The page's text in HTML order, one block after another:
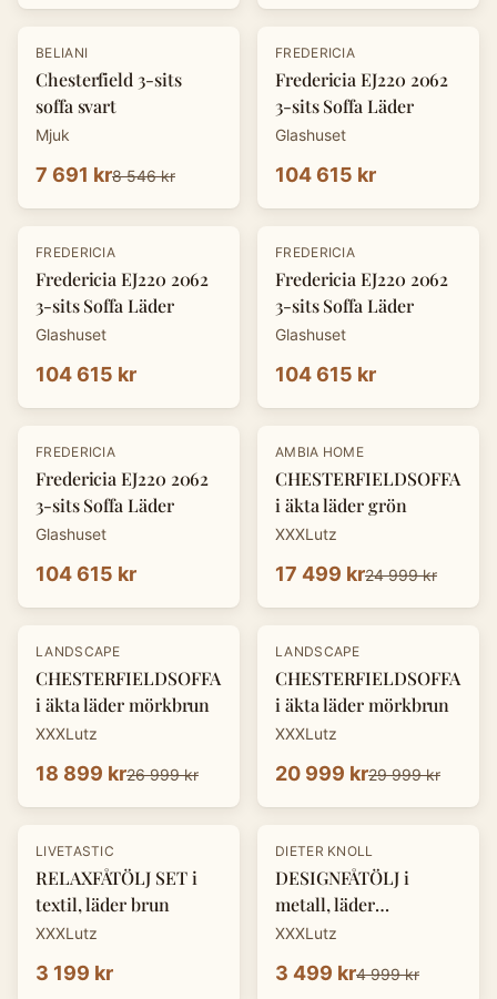
-10 %
BELIANI
Chesterfield 3-sits
soffa svart
Mjuk
7 691 kr8 546 kr
FREDERICIA
Fredericia EJ220 2062
3-sits Soffa Läder
Glashuset
104 615 kr
FREDERICIA
Fredericia EJ220 2062
3-sits Soffa Läder
Glashuset
104 615 kr
FREDERICIA
Fredericia EJ220 2062
3-sits Soffa Läder
Glashuset
104 615 kr
FREDERICIA
Fredericia EJ220 2062
3-sits Soffa Läder
Glashuset
104 615 kr
-30%
AMBIA HOME
CHESTERFIELDSOFFA
i äkta läder grön
XXXLutz
17 499 kr24 999 kr
- 30%
LANDSCAPE
CHESTERFIELDSOFFA
i äkta läder mörkbrun
XXXLutz
18 899 kr26 999 kr
- 30%
LANDSCAPE
CHESTERFIELDSOFFA
i äkta läder mörkbrun
XXXLutz
20 999 kr29 999 kr
LIVETASTIC
RELAXFÅTÖLJ SET i
textil, läder brun
XXXLutz
3 199 kr
-30%
DIETER KNOLL
DESIGNFÅTÖLJ i
metall, läder
cognacfärgad
XXXLutz
3 499 kr4 999 kr